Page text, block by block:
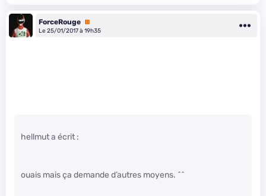
ForceRouge Premium
Le 25/01/2017 à 19h35
hellmut a écrit :
ouais mais ça demande d’autres moyens. ^^